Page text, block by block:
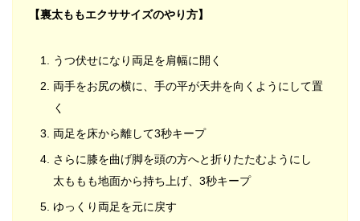
【裏太ももエクササイズのやり方】
うつ伏せになり両足を肩幅に開く
両手をお尻の横に、手の平が天井を向くようにして置
く
両足を床から離して3秒キープ
さらに膝を曲げ脚を頭の方へと折りたたむようにし
太ももも地面から持ち上げ、3秒キープ
ゆっくり両足を元に戻す